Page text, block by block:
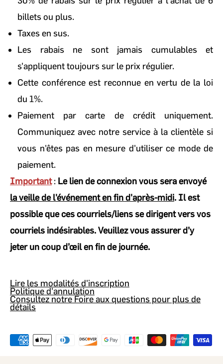
billets ou plus.
Taxes en sus.
Les rabais ne sont jamais cumulables et
s'appliquent toujours sur le prix régulier.
Cette conférence est reconnue en vertu de la loi
du 1%.
Paiement par carte de crédit uniquement.
Communiquez avec notre service à la clientèle si
vous n'êtes pas en mesure d'utiliser ce mode de
paiement.
Important: Le lien de connexion vous sera envoyé
la veille de l'événement en fin d'après-midi. Il est
possible que ces courriels/liens se dirigent vers vos
courriels indésirables. Veuillez vous assurer d’y
jeter un coup d’œil en fin de journée.
Lire les modalités d'inscription
Politique d'annulation
Consultez notre Foire aux questions pour plus de
détails